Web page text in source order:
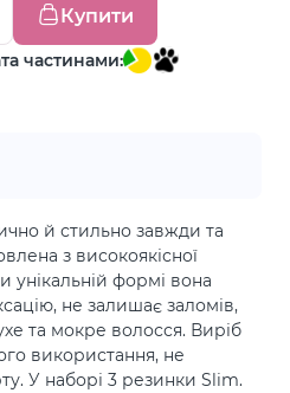
Купити
частинами:
й стильно завжди та
з високоякісної
унікальній формі вона
не залишає заломів,
та мокре волосся. Виріб
використання, не
У наборі 3 резинки Slim.